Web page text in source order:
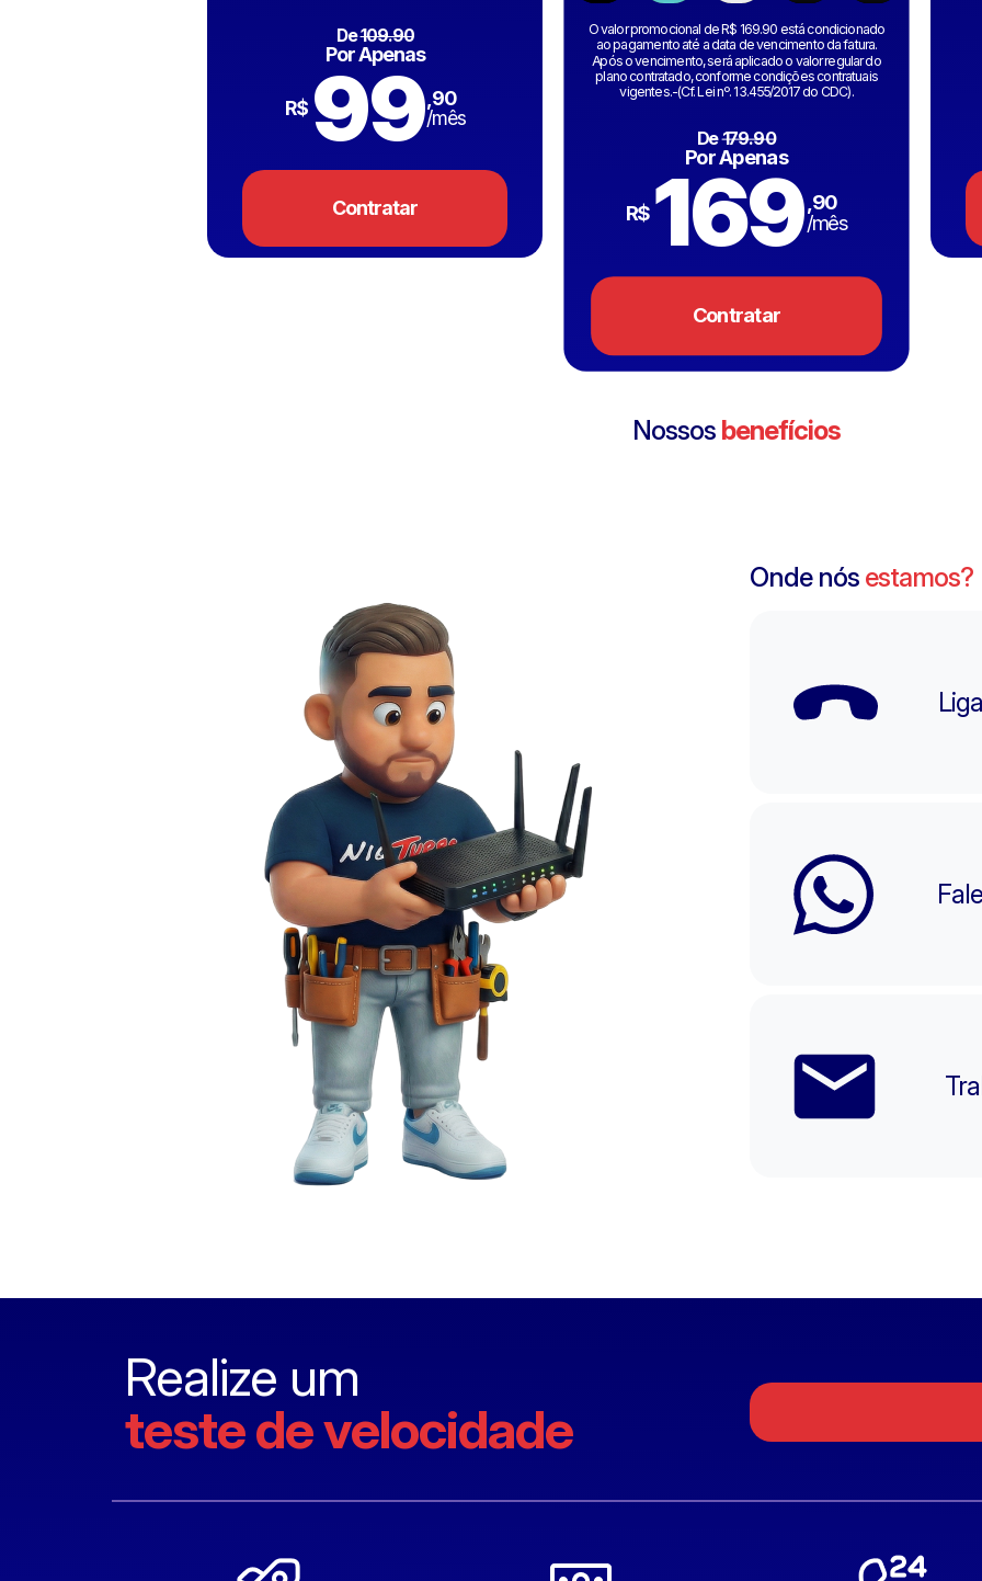
De109.90
Por Apenas
R$ 99 ,90
/mês
Contratar
O valor promocional de R$ 169.90 está condicionado
ao pagamento até a data de vencimento da fatura.
Após o vencimento, será aplicado o valor regular do
plano contratado, conforme condições contratuais
vigentes.-(Cf. Lei nº. 13.455/2017 do CDC).
De179.90
Por Apenas
R$ 169,90
/mês
Contratar
Nossos benefícios
Onde nós estamos?
Realize um
teste de velocidade